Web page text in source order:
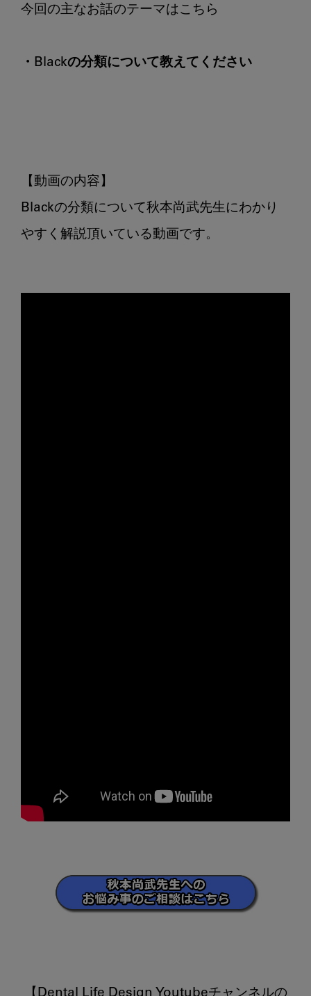
・Blackの分類について教えてください
【動画の内容】
Blackの分類について秋本尚武先生にわかり
やすく解説頂いている動画です。